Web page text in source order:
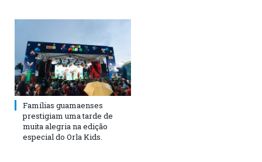
Famílias guamaenses
prestigiam uma tarde de
muita alegria na edição
especial do Orla Kids.